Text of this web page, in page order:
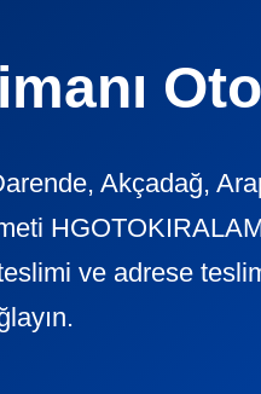
Akçadağ,
ve adrese